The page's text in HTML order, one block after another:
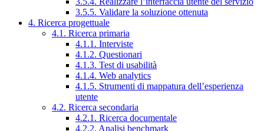
3.5.5. Validare la soluzione ottenuta
4. Ricerca progettuale
4.1. Ricerca primaria
4.1.1. Interviste
4.1.2. Questionari
4.1.3. Test di usabilità
4.1.4. Web analytics
4.1.5. Strumenti di mappatura dell’esperienza
utente
4.2. Ricerca secondaria
4.2.1. Ricerca documentale
4.2.2. Analisi benchmark